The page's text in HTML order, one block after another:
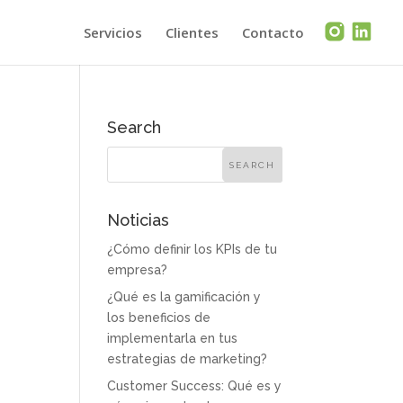
Servicios Clientes Contacto
Search
Noticias
¿Cómo definir los KPIs de tu
empresa?
¿Qué es la gamificación y
los beneficios de
implementarla en tus
estrategias de marketing?
Customer Success: Qué es y